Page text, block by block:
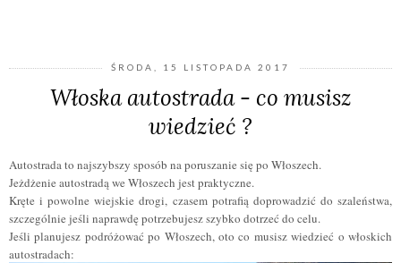
ŚRODA, 15 LISTOPADA 2017
Włoska autostrada - co musisz
wiedzieć ?
Autostrada to najszybszy sposób na poruszanie się po Włoszech.
Jeżdżenie autostradą we Włoszech jest praktyczne.
Kręte i powolne wiejskie drogi, czasem potrafią doprowadzić do szaleństwa,
szczególnie jeśli naprawdę potrzebujesz szybko dotrzeć do celu.
Jeśli planujesz podróżować po Włoszech, oto co musisz wiedzieć o włoskich
autostradach: